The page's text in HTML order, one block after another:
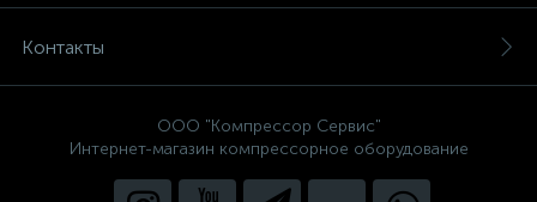
Контакты
ООО "Компрессор Сервис"
Интернет-магазин компрессорное оборудование